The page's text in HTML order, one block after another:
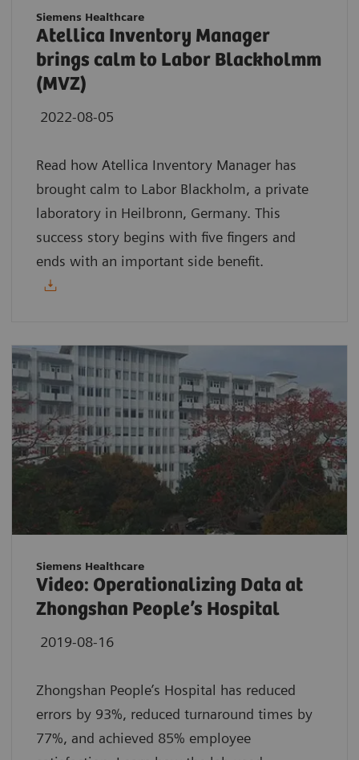
Siemens Healthcare
Atellica Inventory Manager
brings calm to Labor Blackholmm
(MVZ)
2022-08-05
Read how Atellica Inventory Manager has
brought calm to Labor Blackholm, a private
laboratory in Heilbronn, Germany. This
success story begins with five fingers and
ends with an important side benefit.
Siemens Healthcare
Video: Operationalizing Data at
Zhongshan People’s Hospital
2019-08-16
Zhongshan People’s Hospital has reduced
errors by 93%, reduced turnaround times by
77%, and achieved 85% employee